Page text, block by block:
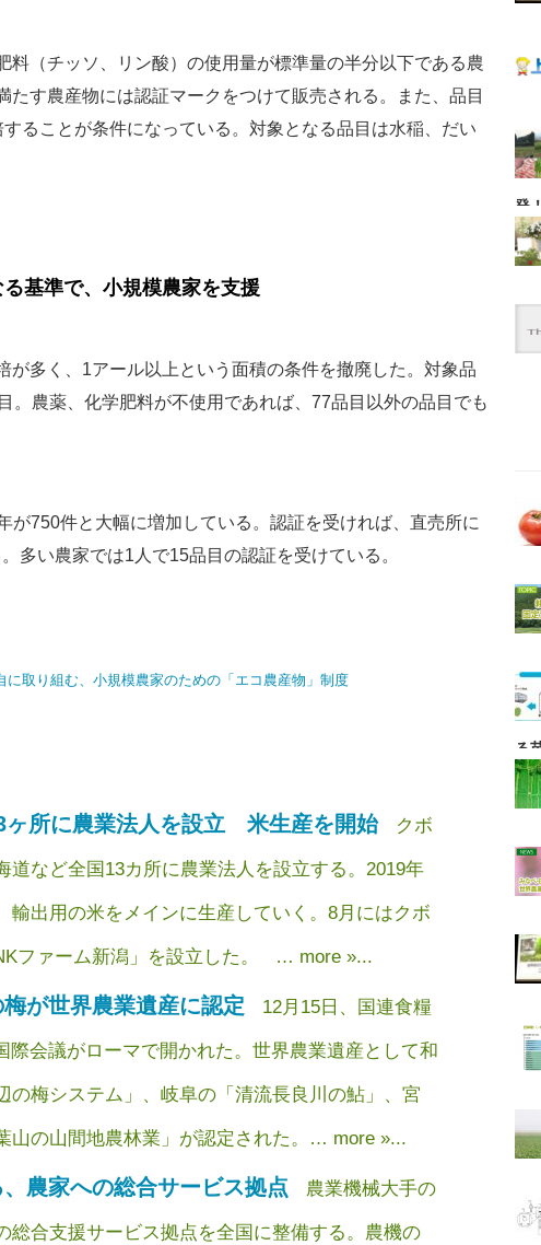
料（チッソ、リン酸）の使用量が標準量の半分以下である農
たす農産物には認証マークをつけて販売される。また、品目
ることが条件になっている。対象となる品目は水稲、だい
基準で、小規模農家を支援
が多く、1アール以上という面積の条件を撤廃した。対象品
。農薬、化学肥料が不使用であれば、77品目以外の品目でも
が750件と大幅に増加している。認証を受ければ、直売所に
多い農家では1人で15品目の認証を受けている。
ヶ所に農業法人を設立 米生産を開始 クボ
道など全国13カ所に農業法人を設立する。2019年
輸出用の米をメインに生産していく。8月にはクボ
ファーム新潟」を設立した。 … more »...
が世界農業遺産に認定 12月15日、国連食糧
際会議がローマで開かれた。世界農業遺産として和
の梅システム」、岐阜の「清流長良川の鮎」、宮
山の山間地農林業」が認定された。… more »...
農家への総合サービス拠点 農業機械大手の
総合支援サービス拠点を全国に整備する。農機の
発
る